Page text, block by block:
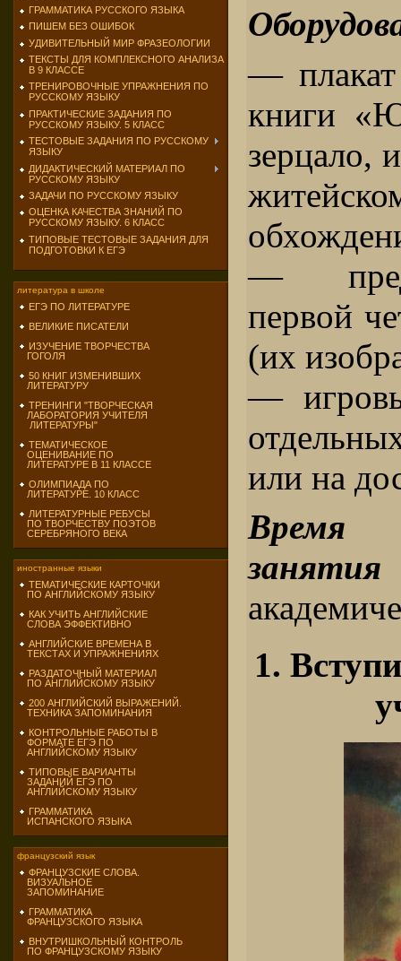
ГРАММАТИКА РУССКОГО ЯЗЫКА
ПИШЕМ БЕЗ ОШИБОК
УДИВИТЕЛЬНЫЙ МИР ФРАЗЕОЛОГИИ
ТЕКСТЫ ДЛЯ КОМПЛЕКСНОГО АНАЛИЗА
В 9 КЛАССЕ
ТРЕНИРОВОЧНЫЕ УПРАЖНЕНИЯ ПО
РУССКОМУ ЯЗЫКУ
ПРАКТИЧЕСКИЕ ЗАДАНИЯ ПО
РУССКОМУ ЯЗЫКУ. 5 КЛАСС
ТЕСТОВЫЕ ЗАДАНИЯ ПО РУССКОМУ
ЯЗЫКУ
ДИДАКТИЧЕСКИЙ МАТЕРИАЛ ПО
РУССКОМУ ЯЗЫКУ
ЗАДАЧИ ПО РУССКОМУ ЯЗЫКУ
ОЦЕНКА КАЧЕСТВА ЗНАНИЙ ПО
РУССКОМУ ЯЗЫКУ. 6 КЛАСС
ТИПОВЫЕ ТЕСТОВЫЕ ЗАДАНИЯ ДЛЯ
ПОДГОТОВКИ К ЕГЭ
литература в школе
ЕГЭ ПО ЛИТЕРАТУРЕ
ВЕЛИКИЕ ПИСАТЕЛИ
ИЗУЧЕНИЕ ТВОРЧЕСТВА
ГОГОЛЯ
50 КНИГ ИЗМЕНИВШИХ
ЛИТЕРАТУРУ
ТРЕНИНГИ "ТВОРЧЕСКАЯ
ЛАБОРАТОРИЯ УЧИТЕЛЯ
ЛИТЕРАТУРЫ"
ТЕМАТИЧЕСКОЕ
ОЦЕНИВАНИЕ ПО
ЛИТЕРАТУРЕ В 11 КЛАССЕ
ОЛИМПИАДА ПО
ЛИТЕРАТУРЕ. 10 КЛАСС
ЛИТЕРАТУРНЫЕ РЕБУСЫ
ПО ТВОРЧЕСТВУ ПОЭТОВ
СЕРЕБРЯНОГО ВЕКА
иностранные языки
ТЕМАТИЧЕСКИЕ КАРТОЧКИ
ПО АНГЛИЙСКОМУ ЯЗЫКУ
КАК УЧИТЬ АНГЛИЙСКИЕ
СЛОВА ЭФФЕКТИВНО
АНГЛИЙСКИЕ ВРЕМЕНА В
ТЕКСТАХ И УПРАЖНЕНИЯХ
РАЗДАТОЧНЫЙ МАТЕРИАЛ
ПО АНГЛИЙСКОМУ ЯЗЫКУ
200 АНГЛИЙСКИЙ ВЫРАЖЕНИЙ.
ТЕХНИКА ЗАПОМИНАНИЯ
КОНТРОЛЬНЫЕ РАБОТЫ В
ФОРМАТЕ ЕГЭ ПО
АНГЛИЙСКОМУ ЯЗЫКУ
ТИПОВЫЕ ВАРИАНТЫ
ЗАДАНИЙ ЕГЭ ПО
АНГЛИЙСКОМУ ЯЗЫКУ
ГРАММАТИКА
ИСПАНСКОГО ЯЗЫКА
французский язык
ФРАНЦУЗСКИЕ СЛОВА.
ВИЗУАЛЬНОЕ
ЗАПОМИНАНИЕ
ГРАММАТИКА
ФРАНЦУЗСКОГО ЯЗЫКА
ВНУТРИШКОЛЬНЫЙ КОНТРОЛЬ
ПО ФРАНЦУЗСКОМУ ЯЗЫКУ
—
книги
зерцало,
—
первой
(их
—
или на
Время
занятия
1.